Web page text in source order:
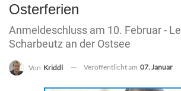
Osterferien
Anmeldeschluss am 10. Februar -
Scharbeutz an der Ostsee
Von Kriddl Veröffentlicht am 07. Januar